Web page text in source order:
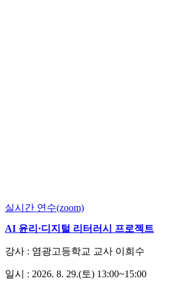
실시간 연수(zoom)
AI 윤리·디지털 리터러시 프로젝트
강사 : 염광고등학교 교사 이희수
일시 : 2026. 8. 29.(토) 13:00~15:00